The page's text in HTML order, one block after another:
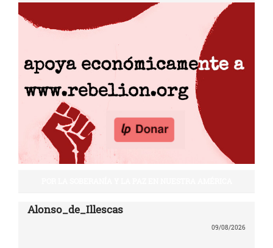
Alonso_de_Illescas
09/08/2026